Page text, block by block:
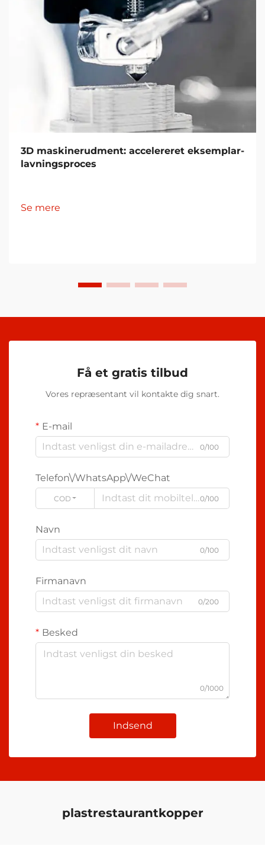
3D maskinerudment: accelereret eksemplar-
lavningsproces
Se mere
Få et gratis tilbud
Vores repræsentant vil kontakte dig snart.
E-mail
0/100
Telefon\/WhatsApp\/WeChat
CODE 0/100
Navn
0/100
Firmanavn
0/200
Besked
0/1000
Indsend
plastrestaurantkopper